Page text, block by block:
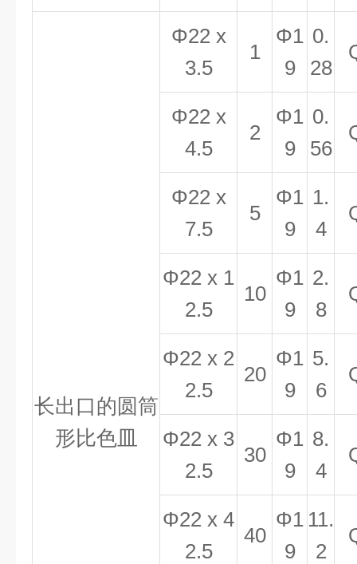
长出口的圆筒
形比色皿
Φ22 x
3.5
1
Φ1
9
0.
28
Φ22 x
4.5
2
Φ1
9
0.
56
Φ22 x
7.5
5
Φ1
9
1.
4
Φ22 x 1
2.5
10
Φ1
9
2.
8
Φ22 x 2
2.5
20
Φ1
9
5.
6
Φ22 x 3
2.5
30
Φ1
9
8.
4
Φ22 x 4
2.5
40
Φ1
9
11.
2